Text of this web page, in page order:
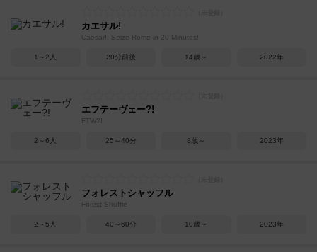
カエサル!
Caesar!: Seize Rome in 20 Minutes!
1～2人 20分前後 14歳～ 2022年
エフテーヴェー?!
FTW?!
2～6人 25～40分 8歳～ 2023年
フォレストシャッフル
Forest Shuffle
2～5人 40～60分 10歳～ 2023年